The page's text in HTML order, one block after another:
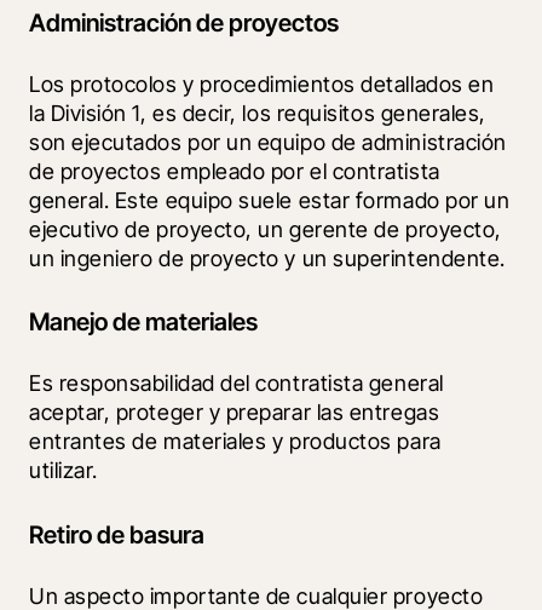
Administración de proyectos
Los protocolos y procedimientos detallados en
la División 1, es decir, los requisitos generales,
son ejecutados por un equipo de administración
de proyectos empleado por el contratista
general. Este equipo suele estar formado por un
ejecutivo de proyecto, un gerente de proyecto,
un ingeniero de proyecto y un superintendente.
Manejo de materiales
Es responsabilidad del contratista general
aceptar, proteger y preparar las entregas
entrantes de materiales y productos para
utilizar.
Retiro de basura
Un aspecto importante de cualquier proyecto